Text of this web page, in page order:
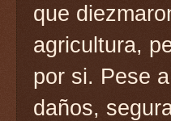
que
agricultura,
por si. Pese
daños,